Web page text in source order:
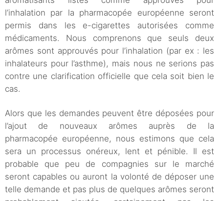
l’inhalation par la pharmacopée européenne seront
permis dans les e-cigarettes autorisées comme
médicaments. Nous comprenons que seuls deux
arômes sont approuvés pour l’inhalation (par ex : les
inhalateurs pour l’asthme), mais nous ne serions pas
contre une clarification officielle que cela soit bien le
cas.
Alors que les demandes peuvent être déposées pour
l’ajout de nouveaux arômes auprès de la
pharmacopée européenne, nous estimons que cela
sera un processus onéreux, lent et pénible. Il est
probable que peu de compagnies sur le marché
seront capables ou auront la volonté de déposer une
telle demande et pas plus de quelques arômes seront